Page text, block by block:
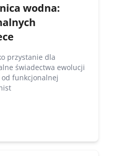
wodna:
przystanie dla
świadectwa ewolucji
funkcjonalnej